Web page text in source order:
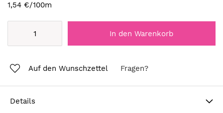
1,54 €/100m
In den Warenkorb
Auf den Wunschzettel Fragen?
Details